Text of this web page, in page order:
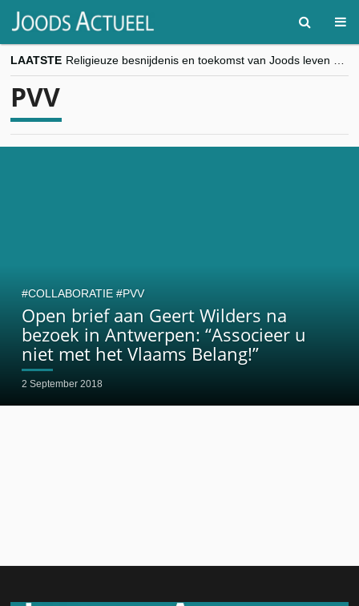
LAATSTE
“Besnijdenisdebat toont hoe moeilijk seculiere Westen minderheden begrijpt”, Jinnih Beels (Vooruit)
PVV
Open brief aan Geert Wilders na
bezoek in Antwerpen: “Associeer u
niet met het Vlaams Belang!”
2 September 2018
COLLABORATIE PVV